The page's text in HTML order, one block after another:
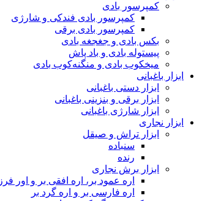
کمپرسور بادی
کمپرسور بادی فندکی و شارژی
کمپرسور بادی برقی
بکس بادی و جغجغه بادی
پیستوله بادی و باد پاش
میخکوب بادی و منگنه‌کوب بادی
ابزار باغبانی
ابزار دستی باغبانی
ابزار برقی و بنزینی باغبانی
ابزار شارژی باغبانی
ابزار نجاری
ابزار تراش و صیقل
سنباده
رنده
ابزار برش نجاری
اره عمود بر، اره افقی بر و اور فرز
اره فارسی بر و اره گرد بر